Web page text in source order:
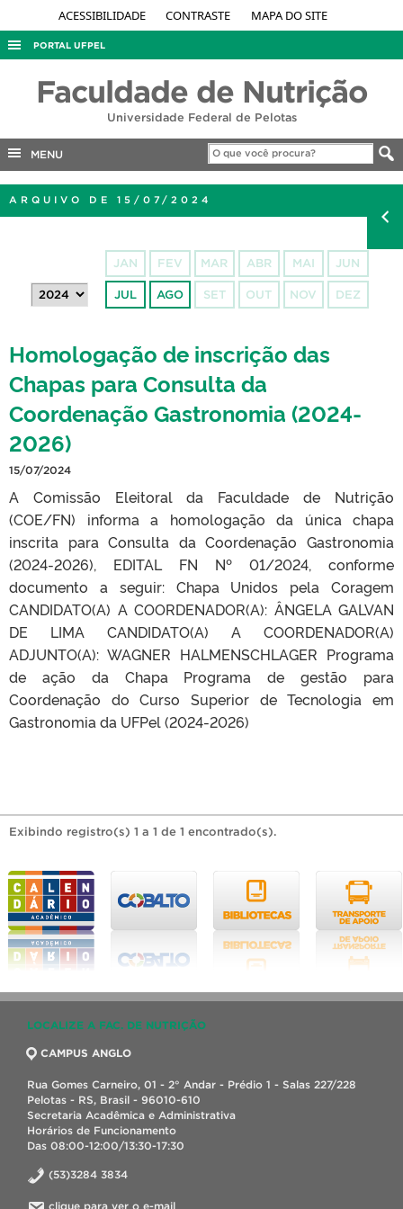
ACESSIBILIDADE CONTRASTE MAPA DO SITE
PORTAL UFPEL
AUDITORIA
COBALTO
EDITAIS
PORTARIAS
Faculdade de Nutrição
Universidade Federal de Pelotas
MENU
ARQUIVO DE 15/07/2024
JAN FEV MAR ABR MAI JUN
JUL AGO SET OUT NOV DEZ
Homologação de inscrição das
Chapas para Consulta da
Coordenação Gastronomia (2024-
2026)
15/07/2024
A Comissão Eleitoral da Faculdade de Nutrição
(COE/FN) informa a homologação da única chapa
inscrita para Consulta da Coordenação Gastronomia
(2024-2026), EDITAL FN Nº 01/2024, conforme
documento a seguir: Chapa Unidos pela Coragem
CANDIDATO(A) A COORDENADOR(A): ÂNGELA GALVAN
DE LIMA CANDIDATO(A) A COORDENADOR(A)
ADJUNTO(A): WAGNER HALMENSCHLAGER Programa
de ação da Chapa Programa de gestão para
Coordenação do Curso Superior de Tecnologia em
Gastronomia da UFPel (2024-2026)
Exibindo registro(s) 1 a 1 de 1 encontrado(s).
LOCALIZE A FAC. DE NUTRIÇÃO
CAMPUS ANGLO
Rua Gomes Carneiro, 01 - 2° Andar - Prédio 1 - Salas 227/228
Pelotas - RS, Brasil - 96010-610
Secretaria Acadêmica e Administrativa
Horários de Funcionamento
Das 08:00-12:00/13:30-17:30
(53)3284 3834
clique para ver o e-mail